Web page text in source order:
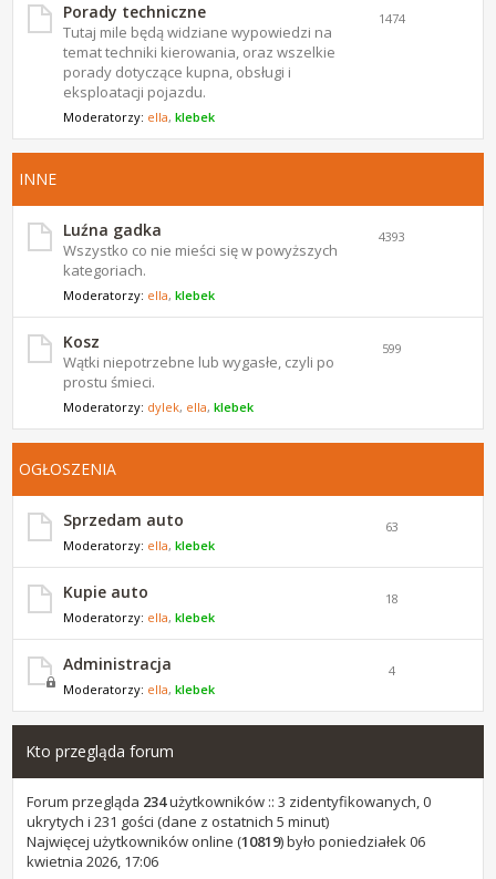
Porady techniczne
Tutaj mile będą widziane wypowiedzi na
temat techniki kierowania, oraz wszelkie
porady dotyczące kupna, obsługi i
eksploatacji pojazdu.
Moderatorzy: ella,klebek
1474
INNE
Luźna gadka
Wszystko co nie mieści się w powyższych
kategoriach.
Moderatorzy: ella,klebek
4393
Kosz
Wątki niepotrzebne lub wygasłe, czyli po
prostu śmieci.
Moderatorzy: dylek, ella,klebek
599
OGŁOSZENIA
Sprzedam auto
Moderatorzy: ella,klebek
63
Kupie auto
Moderatorzy: ella,klebek
18
Administracja
Moderatorzy: ella,klebek
4
Kto przegląda forum
Forum przegląda 234użytkowników :: 3 zidentyfikowanych, 0
ukrytych i 231 gości (dane z ostatnich 5 minut)
Najwięcej użytkowników online (10819) było poniedziałek 06
kwietnia 2026, 17:06